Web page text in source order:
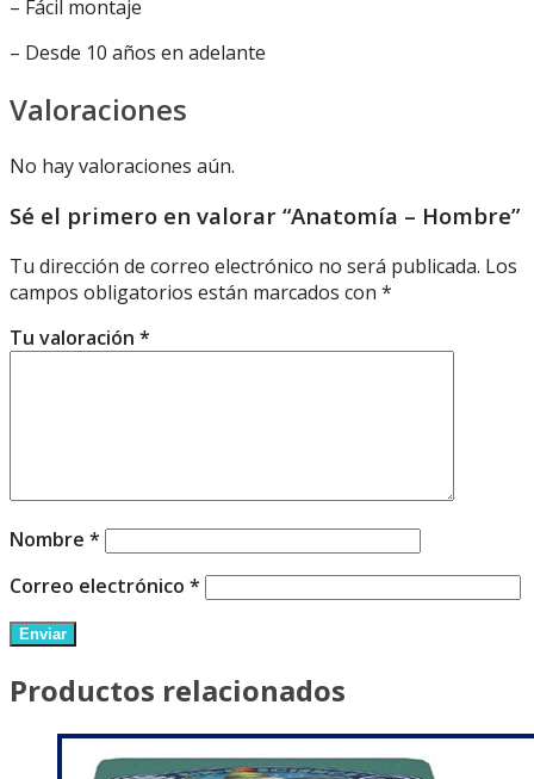
– Fácil montaje
– Desde 10 años en adelante
Valoraciones
No hay valoraciones aún.
Sé el primero en valorar “Anatomía – Hombre”
Tu dirección de correo electrónico no será publicada. Los
campos obligatorios están marcados con *
Tu valoración *
Nombre *
Correo electrónico *
Productos relacionados